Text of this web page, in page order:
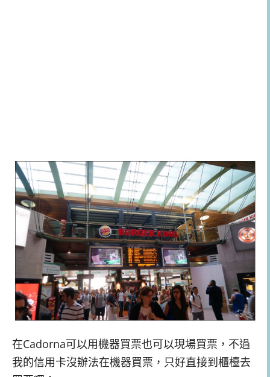
在Cadorna可以用機器買票也可以現場買票，不過
我的信用卡沒辦法在機器買票，只好直接到櫃檯去